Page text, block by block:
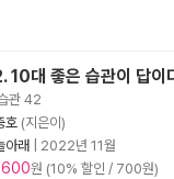
10대 좋은 습관이 답이
관 42
호 (지은이)
아래
2022년 11월
원 (10% 할인 / 700원)